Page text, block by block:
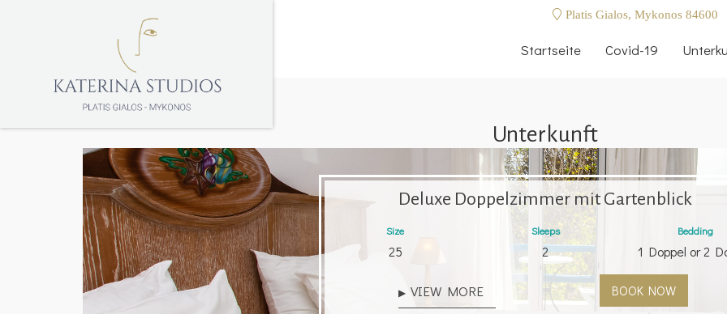
Platis Gialos, Mykonos 84600
Startseite Covid-19
Unterkunft
Deluxe Doppelzimmer mit Gartenblick
Size
25
Sleeps
2
Bedding
1 Doppel or 2
VIEW MORE BOOK NOW